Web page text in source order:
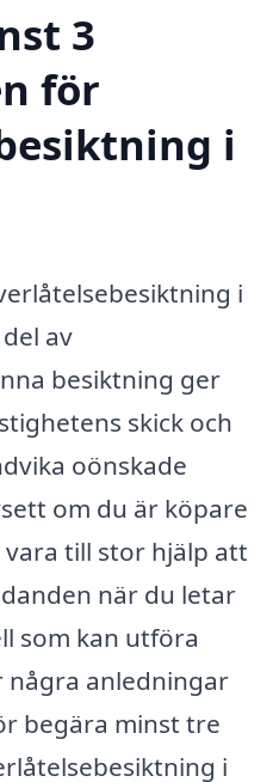
3
för
i
i
av
besiktning ger
skick och
oönskade
om du är köpare
till stor hjälp att
när du letar
som kan utföra
några anledningar
begära minst tre
i